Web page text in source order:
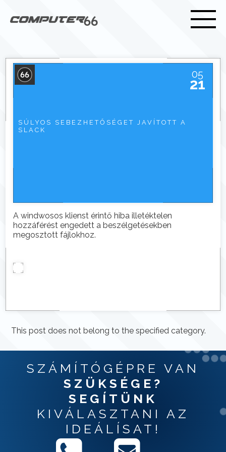
05
21
SÚLYOS SEBEZHETŐSÉGET JAVÍTOTT A
SLACK
A windwosos klienst érintő hiba illetéktelen
hozzáférést engedett a beszélgetésekben
megosztott fájlokhoz.
This post does not belong to the specified category.
SZÁMÍTÓGÉPRE VAN
SZÜKSÉGE?
SEGÍTÜNK
KIVÁLASZTANI AZ
IDEÁLÍSAT!